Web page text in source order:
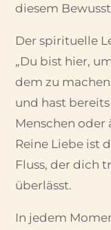
diesem
Der spirituelle
„Du bist hier,
dem zu
und hast
Menschen oder
Reine Liebe ist
Fluss, der dich
überlässt.
In jedem